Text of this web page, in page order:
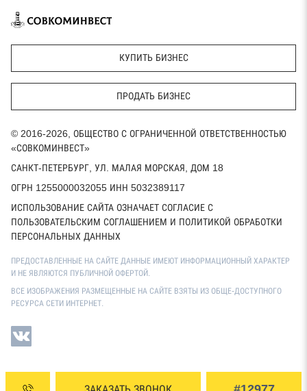
КУПИТЬ БИЗНЕС
ПРОДАТЬ БИЗНЕС
© 2016-2026, ОБЩЕСТВО С ОГРАНИЧЕННОЙ ОТВЕТСТВЕННОСТЬЮ
«СОВКОМИНВЕСТ»
САНКТ-ПЕТЕРБУРГ, УЛ. МАЛАЯ МОРСКАЯ, ДОМ 18
ОГРН 1255000032055 ИНН 5032389117
ИСПОЛЬЗОВАНИЕ САЙТА ОЗНАЧАЕТ СОГЛАСИЕ С
ПОЛЬЗОВАТЕЛЬСКИМ СОГЛАШЕНИЕМ И ПОЛИТИКОЙ ОБРАБОТКИ
ПЕРСОНАЛЬНЫХ ДАННЫХ
ПРЕДОСТАВЛЕННЫЕ НА САЙТЕ ДАННЫЕ ИМЕЮТ ИНФОРМАЦИОННЫЙ ХАРАКТЕР
И НЕ ЯВЛЯЮТСЯ ПУБЛИЧНОЙ ОФЕРТОЙ.
ВСЕ ИЗОБРАЖЕНИЯ РАЗМЕЩЕННЫЕ НА САЙТЕ ВЗЯТЫ ИЗ ОБЩЕ-ДОСТУПНОГО
РЕСУРСА СЕТИ ИНТЕРНЕТ.